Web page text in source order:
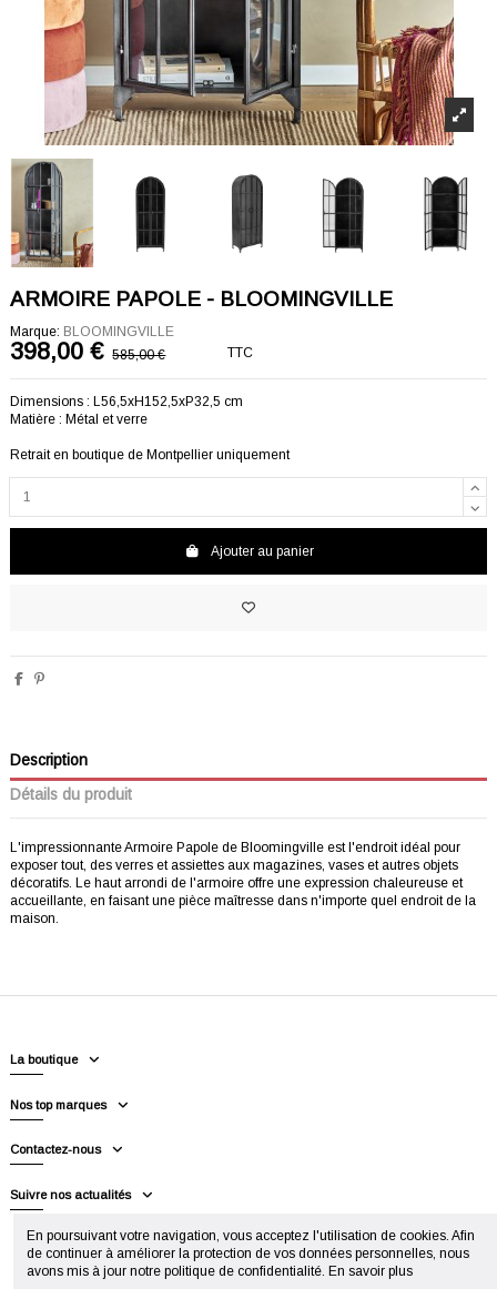
ARMOIRE PAPOLE - BLOOMINGVILLE
Marque: BLOOMINGVILLE
398,00 € 585,00 € TTC
Dimensions : L56,5xH152,5xP32,5 cm
Matière : Métal et verre
Retrait en boutique de Montpellier uniquement
Ajouter au panier
Description
Détails du produit
L'impressionnante Armoire Papole de Bloomingville est l'endroit idéal pour
exposer tout, des verres et assiettes aux magazines, vases et autres objets
décoratifs. Le haut arrondi de l'armoire offre une expression chaleureuse et
accueillante, en faisant une pièce maîtresse dans n'importe quel endroit de la
maison.
La boutique
Nos top marques
Contactez-nous
Suivre nos actualités
En poursuivant votre navigation, vous acceptez l'utilisation de cookies. Afin
de continuer à améliorer la protection de vos données personnelles, nous
avons mis à jour notre politique de confidentialité. En savoir plus